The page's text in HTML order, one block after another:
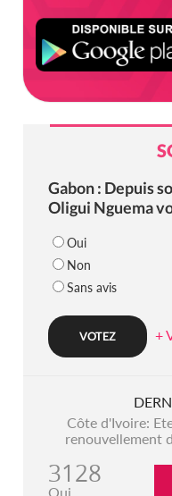
Gabon : Depuis
Oligui Nguema
Oui
Non
Sans avis
+
Côte d'Ivoire:
renouvellement
3128
Oui